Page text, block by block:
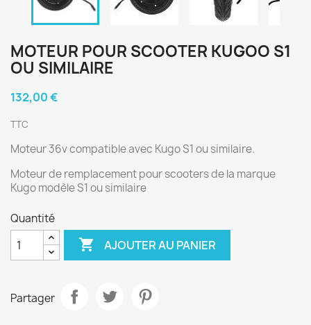
MOTEUR POUR SCOOTER KUGOO S1
OU SIMILAIRE
132,00 €
TTC
Moteur 36v compatible avec Kugo S1 ou similaire.
Moteur de remplacement pour scooters de la marque
Kugo modèle S1 ou similaire
Quantité
 AJOUTER AU PANIER
Partager